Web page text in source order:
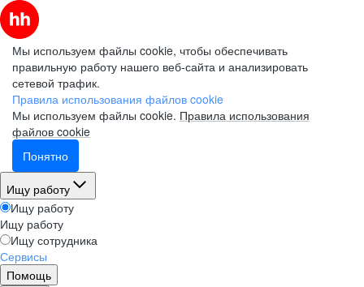
Мы используем файлы cookie, чтобы обеспечивать
правильную работу нашего веб-сайта и анализировать
сетевой трафик.
Правила использования файлов cookie
Мы используем файлы cookie. Правила использования
файлов cookie
Понятно
Ищу работу
Ищу работу
Ищу работу
Ищу сотрудника
Сервисы
Помощь